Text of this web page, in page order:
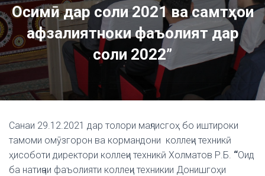
Осимӣ дар соли 2021 ва самтҳои
афзалиятноки фаъолият дар
соли 2022”
Санаи 29.12.2021 дар толори маҷлисгоҳ бо иштироки
тамоми омӯзгорон ва кормандони коллеҷи техникӣ
ҳисоботи директори коллеҷи техникӣ Холматов Р.Б. “Оид
ба натиҷаи фаъолияти коллеҷи техникии Донишгоҳи